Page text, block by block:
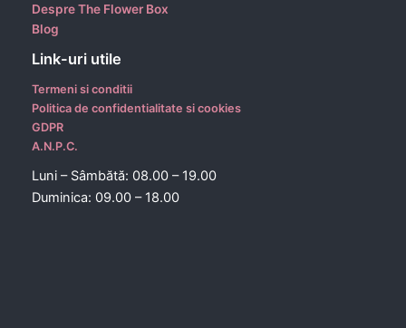
Despre The Flower Box
Blog
Link-uri utile
Termeni si conditii
Politica de confidentialitate si cookies
GDPR
A.N.P.C.
Luni – Sâmbătă: 08.00 – 19.00
Duminica: 09.00 – 18.00